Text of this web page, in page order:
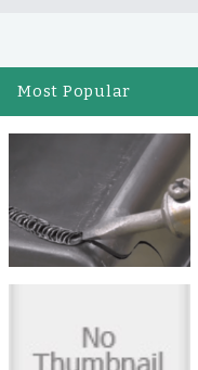
Most Popular